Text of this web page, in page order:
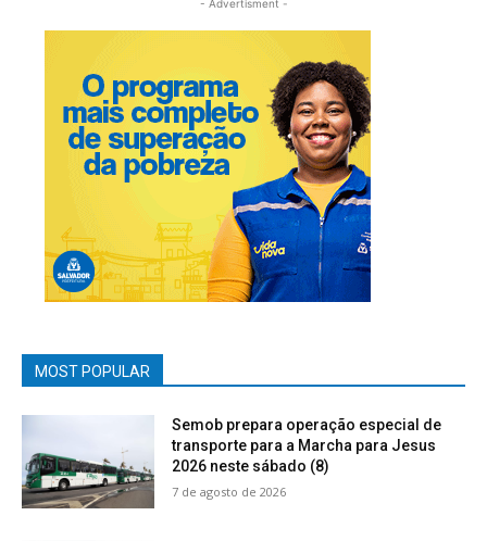
- Advertisment -
MOST POPULAR
Semob prepara operação especial de
transporte para a Marcha para Jesus
2026 neste sábado (8)
7 de agosto de 2026